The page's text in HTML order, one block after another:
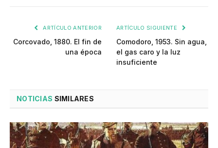
ARTÍCULO ANTERIOR
Corcovado, 1880. El fin de
una época
ARTÍCULO SIGUIENTE
Comodoro, 1953. Sin agua,
el gas caro y la luz
insuficiente
NOTICIAS SIMILARES